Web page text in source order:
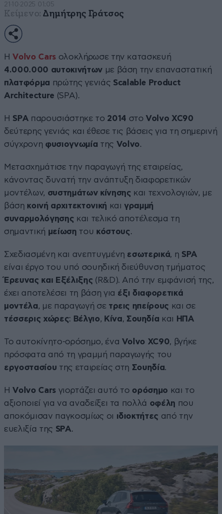
21·10·2025 01:05
Κείμενο: Δημήτρης Γράτσος
ΗVolvo Carsολοκλήρωσε την κατασκευή
4.000.000 αυτοκινήτωνμε βάση την επαναστατική
πλατφόρμα πρώτης γενιάς Scalable Product
Architecture (SPA).
Η SPA παρουσιάστηκε το 2014 στοVolvo XC90
δεύτερης γενιάς και έθεσε τις βάσεις για τη σημερινή
σύγχρονη φυσιογνωμία της Volvo.
Μετασχημάτισε την παραγωγή της εταιρείας,
κάνοντας δυνατή την ανάπτυξη διαφορετικών
μοντέλων, συστημάτων κίνησης και τεχνολογιών, με
βάση κοινή αρχιτεκτονική και γραμμή
συναρμολόγησης και τελικό αποτέλεσμα τη
σημαντική μείωση του κόστους.
Σχεδιασμένη και ανεπτυγμένη εσωτερικά, η SPA
είναι έργο του υπό σουηδική διεύθυνση τμήματος
Έρευνας και Εξέλιξης (R&D). Από την εμφάνισή της,
έχει αποτελέσει τη βάση για έξι διαφορετικά
μοντέλα, με παραγωγή σε τρεις ηπείρους και σε
τέσσερις χώρες: Βέλγιο, Κίνα, Σουηδία και ΗΠΑ
Το αυτοκίνητο-ορόσημο, ένα Volvo XC90, βγήκε
πρόσφατα από τη γραμμή παραγωγής του
εργοστασίου της εταιρείας στη Σουηδία.
ΗVolvo Carsγιορτάζει αυτό το ορόσημο και το
αξιοποιεί για να αναδείξει τα πολλά οφέλη που
αποκόμισαν παγκοσμίως οι ιδιοκτήτες από την
ευελιξία της SPA.